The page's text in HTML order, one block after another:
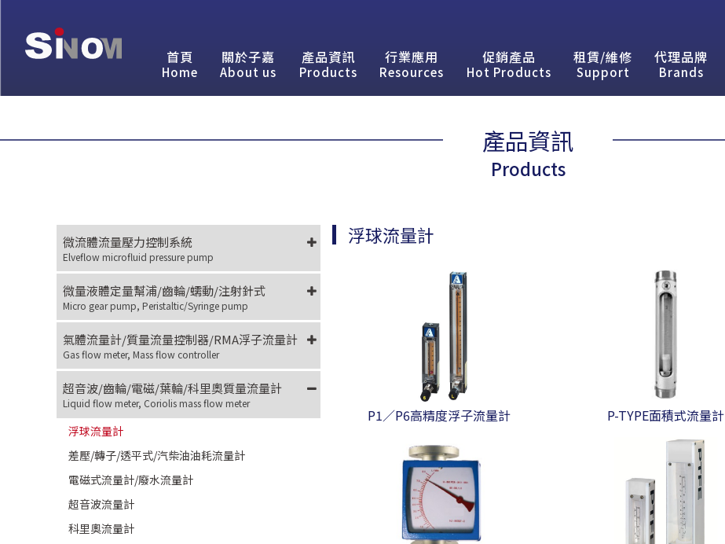
首頁
Home
關於子嘉
About us
產品資訊
Products
行業應用
Resources
促銷產品
Hot Products
租賃/維修
Support
代理品牌
Brands
產品資訊
Products
微流體流量壓力控制系統
Elveflow microfluid pressure pump
微量液體定量幫浦/齒輪/蠕動/注射針式
Micro gear pump, Peristaltic/Syringe pump
氣體流量計/質量流量控制器/RMA浮子流量計
Gas flow meter, Mass flow controller
超音波/齒輪/電磁/葉輪/科里奧質量流量計
Liquid flow meter, Coriolis mass flow meter
浮球流量計
差壓/轉子/透平式/汽柴油油耗流量計
電磁式流量計/廢水流量計
超音波流量計
科里奧流量計
浮球流量計
P1／P6高精度浮子流量計 P-TYPE面積式流量計